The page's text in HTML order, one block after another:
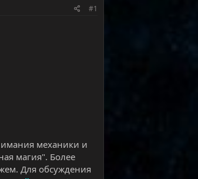
#1
механики и
магия". Более
Для обсуждения